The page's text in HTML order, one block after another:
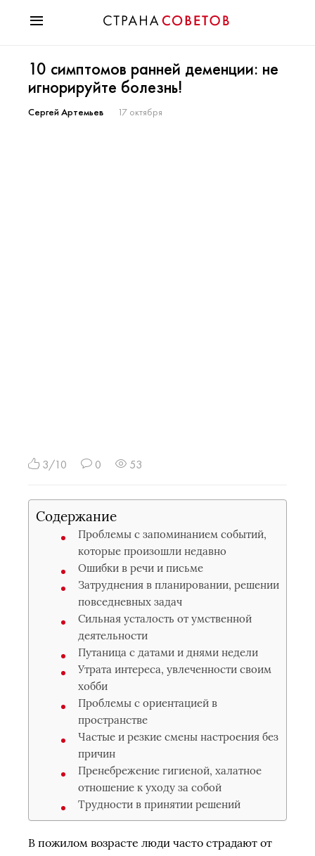
Мода
Звезды
Гороскопы
10 симптомов ранней деменции: не
игнорируйте болезнь!
Сергей Артемьев 17 октября
3/10 0 53
Содержание
Проблемы с запоминанием событий,
которые произошли недавно
Ошибки в речи и письме
Затруднения в планировании, решении
повседневных задач
Сильная усталость от умственной
деятельности
Путаница с датами и днями недели
Утрата интереса, увлеченности своим
хобби
Проблемы с ориентацией в
пространстве
Частые и резкие смены настроения без
причин
Пренебрежение гигиеной, халатное
отношение к уходу за собой
Трудности в принятии решений
В пожилом возрасте люди часто страдают от